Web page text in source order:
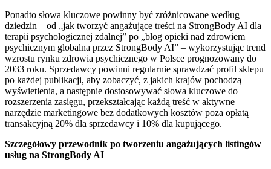
Ponadto słowa kluczowe powinny być zróżnicowane według
dziedzin – od „jak tworzyć angażujące treści na StrongBody AI dla
terapii psychologicznej zdalnej” po „blog opieki nad zdrowiem
psychicznym globalna przez StrongBody AI” – wykorzystując trend
wzrostu rynku zdrowia psychicznego w Polsce prognozowany do
2033 roku. Sprzedawcy powinni regularnie sprawdzać profil sklepu
po każdej publikacji, aby zobaczyć, z jakich krajów pochodzą
wyświetlenia, a następnie dostosowywać słowa kluczowe do
rozszerzenia zasięgu, przekształcając każdą treść w aktywne
narzędzie marketingowe bez dodatkowych kosztów poza opłatą
transakcyjną 20% dla sprzedawcy i 10% dla kupującego.
Szczegółowy przewodnik po tworzeniu angażujących listingów
usług na StrongBody AI